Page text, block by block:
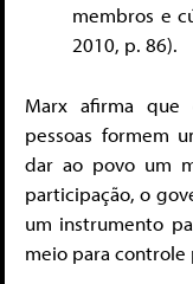
membros e
2010, p. 86).
Marx afirma que
pessoas formem
dar ao povo um
participação, o
um instrumento
meio para controle